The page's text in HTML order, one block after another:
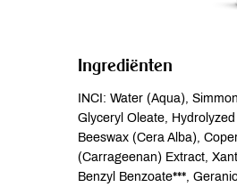
Ingrediënten
INCI: Water (Aqua),
Glyceryl Oleate,
Beeswax (Cera Alba),
(Carrageenan) Extract,
Benzyl Benzoate***,